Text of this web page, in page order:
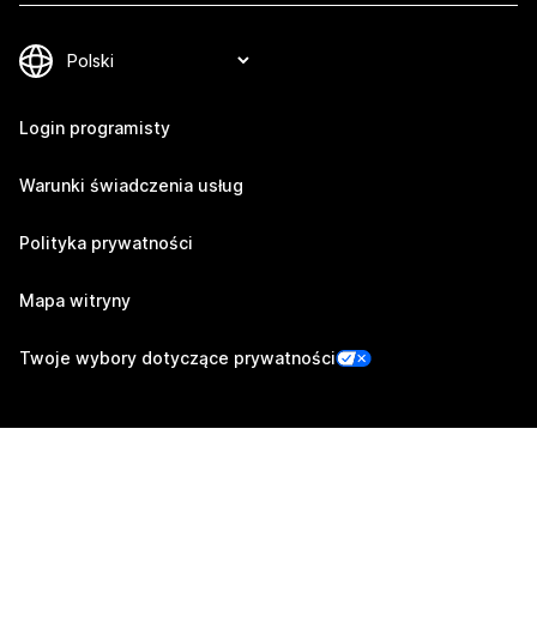
Login programisty
Warunki świadczenia usług
Polityka prywatności
Mapa witryny
Twoje wybory dotyczące prywatności